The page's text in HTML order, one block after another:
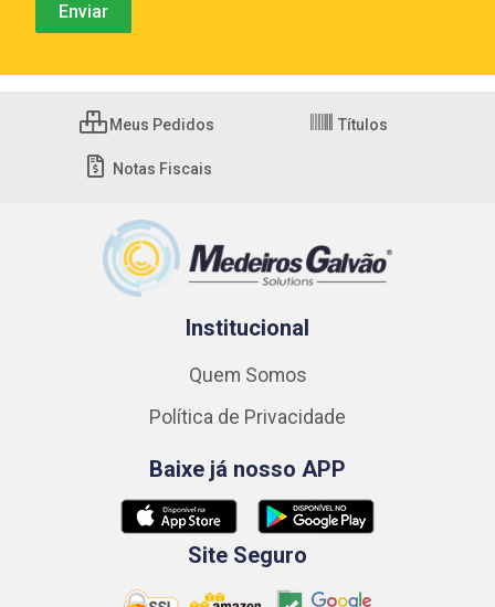
Meus Pedidos Títulos
Notas Fiscais
Institucional
Quem Somos
Política de Privacidade
Baixe já nosso APP
Site Seguro